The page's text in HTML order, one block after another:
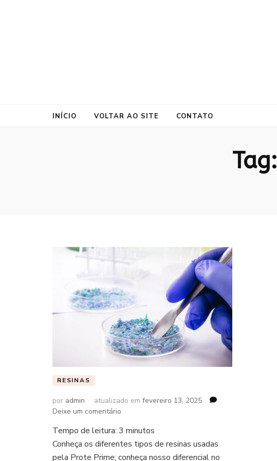
INÍCIO VOLTAR AO SITE CONTATO
Tag:
RESINAS
por admin atualizado em fevereiro 13, 2025
Deixe um comentário
Tempo de leitura: 3 minutos
Conheça os diferentes tipos de resinas usadas
pela Prote Prime; conheça nosso diferencial no